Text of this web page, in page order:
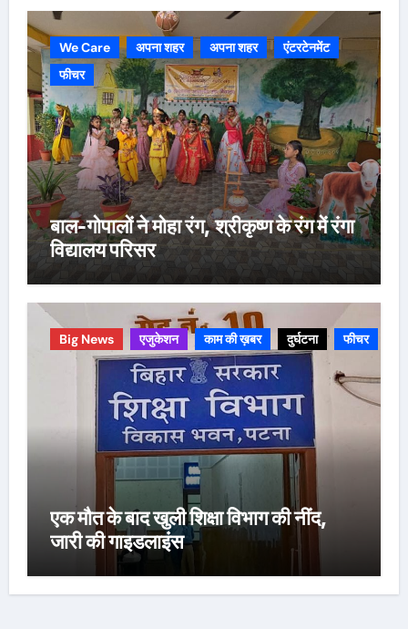
We Care अपना शहर अपना शहर
एंटरटेनमेंट
फीचर
बाल-गोपालों ने मोहा रंग, श्रीकृष्ण के रंग में रंगा
विद्यालय परिसर
Big News एजुकेशन काम की ख़बर दुर्घटना फीचर
एक मौत के बाद खुली शिक्षा विभाग की नींद,
जारी की गाइडलाइंस